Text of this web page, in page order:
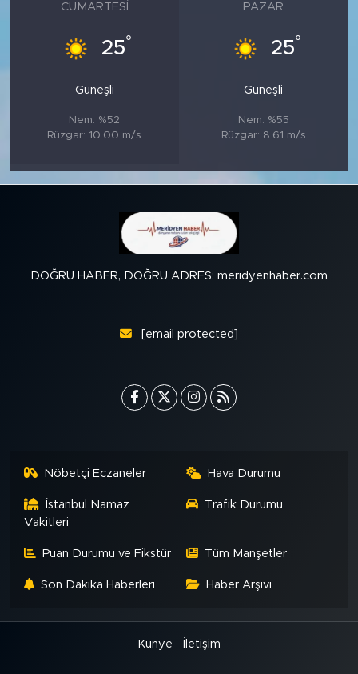
CUMARTESI
25°
Güneşli
Nem: %52
Rüzgar: 10.00 m/s
PAZAR
25°
Güneşli
Nem: %55
Rüzgar: 8.61 m/s
DOĞRU HABER, DOĞRU ADRES: meridyenhaber.com
[email protected]
Nöbetçi Eczaneler Hava Durumu
İstanbul Namaz
Vakitleri
Trafik Durumu
Puan Durumu ve Fikstür Tüm Manşetler
Son Dakika Haberleri Haber Arşivi
Künye İletişim